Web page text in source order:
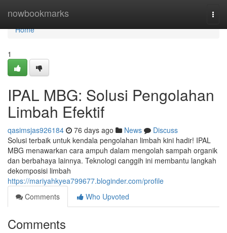
nowbookmarks
Home
Home
1
IPAL MBG: Solusi Pengolahan
Limbah Efektif
qasimsjas926184 76 days ago News
Discuss
Solusi terbaik untuk kendala pengolahan limbah kini hadir! IPAL
MBG menawarkan cara ampuh dalam mengolah sampah organik
dan berbahaya lainnya. Teknologi canggih ini membantu langkah
dekomposisi limbah
https://mariyahkyea799677.bloginder.com/profile
Comments
Who Upvoted
Comments